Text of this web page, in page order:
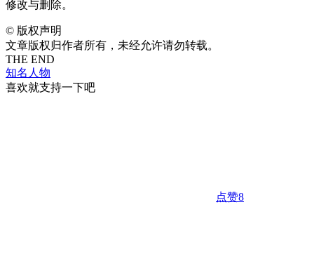
修改与删除。
© 版权声明
文章版权归作者所有，未经允许请勿转载。
THE END
知名人物
喜欢就支持一下吧
点赞8